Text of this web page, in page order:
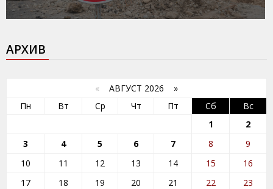
АРХИВ
« АВГУСТ 2026 »
Пн
Вт Ср Чт Пт Сб
Вс
1
2
3
4 5 6 7 8
9
10
11 12 13 14 15
16
17
18 19 20 21 22
23